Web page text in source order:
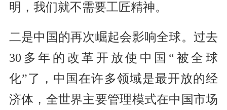
明，我们就不需要工匠精神。
二是中国的再次崛起会影响全球。过去
30多年的改革开放使中国“被全球
化”了，中国在许多领域是最开放的经
济体，全世界主要管理模式在中国市场